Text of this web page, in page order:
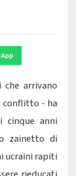
arrivano
conflitto - ha
anni
zainetto di
ucraini rapiti